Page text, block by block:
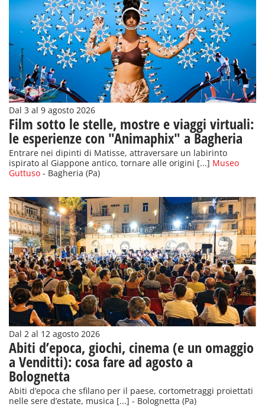
Dal 3 al 9 agosto 2026
Film sotto le stelle, mostre e viaggi virtuali:
le esperienze con "Animaphix" a Bagheria
Entrare nei dipinti di Matisse, attraversare un labirinto
ispirato al Giappone antico, tornare alle origini [...] Museo
Guttuso - Bagheria (Pa)
Dal 2 al 12 agosto 2026
Abiti d’epoca, giochi, cinema (e un omaggio
a Venditti): cosa fare ad agosto a
Bolognetta
Abiti d’epoca che sfilano per il paese, cortometraggi proiettati
nelle sere d’estate, musica [...] - Bolognetta (Pa)